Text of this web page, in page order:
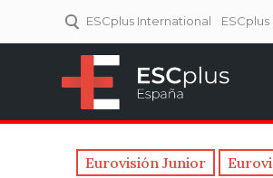
ESCplus International ESCplus
Eurovisión Junior